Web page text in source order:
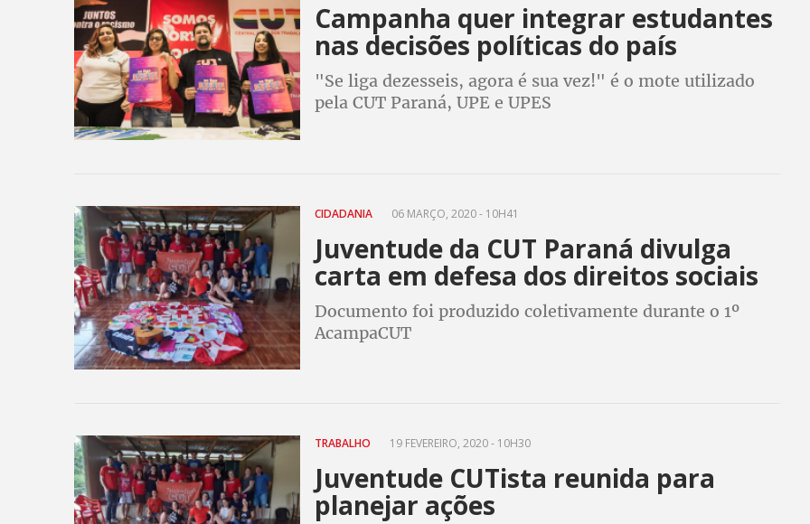
Campanha quer integrar estudantes
nas decisões políticas do país
"Se liga dezesseis, agora é sua vez!" é o mote utilizado
pela CUT Paraná, UPE e UPES
CIDADANIA 06 MARÇO, 2020 - 10H41
Juventude da CUT Paraná divulga
carta em defesa dos direitos sociais
Documento foi produzido coletivamente durante o 1º
AcampaCUT
TRABALHO 19 FEVEREIRO, 2020 - 10H30
Juventude CUTista reunida para
planejar ações